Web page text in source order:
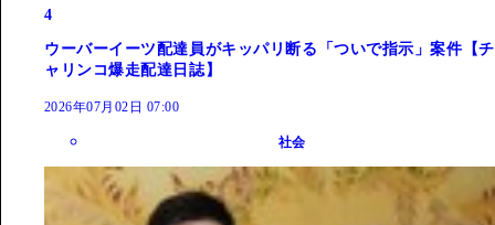
4
ウーバーイーツ配達員がキッパリ断る「ついで指示」案件【チ
ャリンコ爆走配達日誌】
2026年07月02日 07:00
社会